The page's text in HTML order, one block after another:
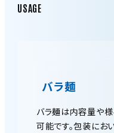
バラ麺
バラ麺は内容量や
可能です。包装にお